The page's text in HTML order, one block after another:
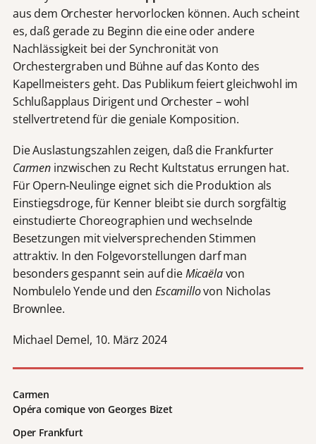
aus dem Orchester hervorlocken können. Auch scheint
es, daß gerade zu Beginn die eine oder andere
Nachlässigkeit bei der Synchronität von
Orchestergraben und Bühne auf das Konto des
Kapellmeisters geht. Das Publikum feiert gleichwohl im
Schlußapplaus Dirigent und Orchester – wohl
stellvertretend für die geniale Komposition.
Die Auslastungszahlen zeigen, daß die Frankfurter
Carmeninzwischen zu Recht Kultstatus errungen hat.
Für Opern-Neulinge eignet sich die Produktion als
Einstiegsdroge, für Kenner bleibt sie durch sorgfältig
einstudierte Choreographien und wechselnde
Besetzungen mit vielversprechenden Stimmen
attraktiv. In den Folgevorstellungen darf man
besonders gespannt sein auf dieMicaëlavon
Nombulelo Yende und denEscamillovon Nicholas
Brownlee.
Michael Demel, 10. März 2024
Carmen
Opéra comique von Georges Bizet
Oper Frankfurt